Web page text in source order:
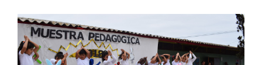
View
Larger
Image